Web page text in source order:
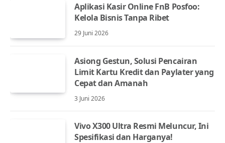
Aplikasi Kasir Online FnB Posfoo:
Kelola Bisnis Tanpa Ribet
29 Juni 2026
Asiong Gestun, Solusi Pencairan
Limit Kartu Kredit dan Paylater yang
Cepat dan Amanah
3 Juni 2026
Vivo X300 Ultra Resmi Meluncur, Ini
Spesifikasi dan Harganya!